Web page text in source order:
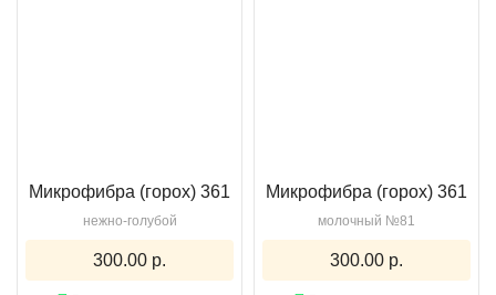
Микрофибра (горох) 361
нежно-голубой
300.00 р.
Микрофибра (горох) 361
молочный №81
300.00 р.